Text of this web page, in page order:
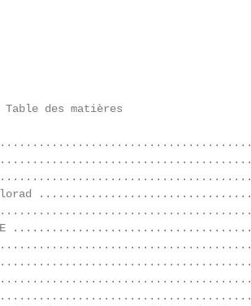
Table des matières
RMT Florad